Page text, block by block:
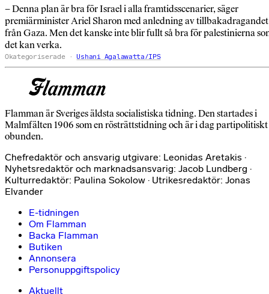
– Denna plan är bra för Israel i alla framtidsscenarier, säger
premiärminister Ariel Sharon med anledning av tillbakadragandet
från Gaza. Men det kanske inte blir fullt så bra för palestinierna
det kan verka.
Okategoriserade Ushani Agalawatta/IPS
Flamman är Sveriges äldsta socialistiska tidning. Den startades i
Malmfälten 1906 som en rösträttstidning och är i dag partipolitiskt
obunden.
Chefredaktör och ansvarig utgivare: Leonidas Aretakis ·
Nyhetsredaktör och marknadsansvarig: Jacob Lundberg ·
Kulturredaktör: Paulina Sokolow · Utrikesredaktör: Jonas
Elvander
E-tidningen
Om Flamman
Backa Flamman
Butiken
Annonsera
Personuppgiftspolicy
Aktuellt